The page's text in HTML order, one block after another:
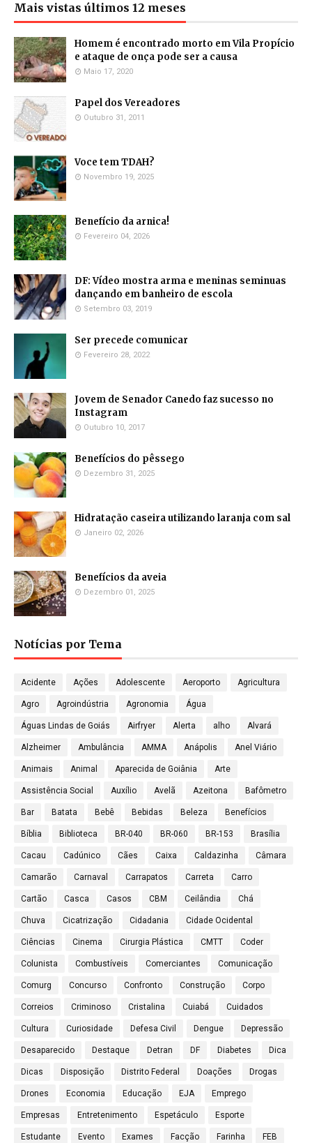
Mais vistas últimos 12 meses
Homem é encontrado morto em Vila Propício
e ataque de onça pode ser a causa
Maio 17, 2020
Papel dos Vereadores
Outubro 31, 2011
Voce tem TDAH?
Novembro 19, 2025
Benefício da arnica!
Fevereiro 04, 2026
DF: Vídeo mostra arma e meninas seminuas
dançando em banheiro de escola
Setembro 03, 2019
Ser precede comunicar
Fevereiro 28, 2022
Jovem de Senador Canedo faz sucesso no
Instagram
Outubro 10, 2017
Benefícios do pêssego
Dezembro 31, 2025
Hidratação caseira utilizando laranja com sal
Janeiro 02, 2026
Benefícios da aveia
Dezembro 01, 2025
Notícias por Tema
Acidente Ações Adolescente Aeroporto Agricultura
Agro Agroindústria Agronomia Água
Águas Lindas de Goiás Airfryer Alerta alho Alvará
Alzheimer Ambulância AMMA Anápolis Anel Viário
Animais Animal Aparecida de Goiânia Arte
Assistência Social Auxílio Avelã Azeitona Bafômetro
Bar Batata Bebê Bebidas Beleza Benefícios
Bíblia Biblioteca BR-040 BR-060 BR-153 Brasília
Cacau Cadúnico Cães Caixa Caldazinha Câmara
Camarão Carnaval Carrapatos Carreta Carro
Cartão Casca Casos CBM Ceilândia Chá
Chuva Cicatrização Cidadania Cidade Ocidental
Ciências Cinema Cirurgia Plástica CMTT Coder
Colunista Combustíveis Comerciantes Comunicação
Comurg Concurso Confronto Construção Corpo
Correios Criminoso Cristalina Cuiabá Cuidados
Cultura Curiosidade Defesa Civil Dengue Depressão
Desaparecido Destaque Detran DF Diabetes Dica
Dicas Disposição Distrito Federal Doações Drogas
Drones Economia Educação EJA Emprego
Empresas Entretenimento Espetáculo Esporte
Estudante Evento Exames Facção Farinha FEB